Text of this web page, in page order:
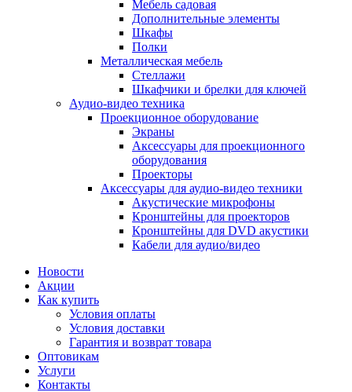
Мебель садовая
Дополнительные элементы
Шкафы
Полки
Металлическая мебель
Стеллажи
Шкафчики и брелки для ключей
Аудио-видео техника
Проекционное оборудование
Экраны
Аксессуары для проекционного
оборудования
Проекторы
Аксессуары для аудио-видео техники
Акустические микрофоны
Кронштейны для проекторов
Кронштейны для DVD акустики
Кабели для аудио/видео
Новости
Акции
Как купить
Условия оплаты
Условия доставки
Гарантия и возврат товара
Оптовикам
Услуги
Контакты